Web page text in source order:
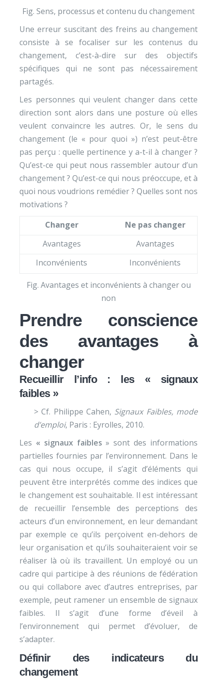
Fig. Sens, processus et contenu du changement
Une erreur suscitant des freins au changement
consiste à se focaliser sur les contenus du
changement, c’est-à-dire sur des objectifs
spécifiques qui ne sont pas nécessairement
partagés.
Les personnes qui veulent changer dans cette
direction sont alors dans une posture où elles
veulent convaincre les autres. Or, le sens du
changement (le « pour quoi ») n’est peut-être
pas perçu : quelle pertinence y a-t-il à changer ?
Qu’est-ce qui peut nous rassembler autour d’un
changement ? Qu’est-ce qui nous préoccupe, et à
quoi nous voudrions remédier ? Quelles sont nos
motivations ?
Changer
Ne pas changer
Avantages
Avantages
Inconvénients
Inconvénients
Fig. Avantages et inconvénients à changer ou
non
Prendre conscience
des avantages à
changer
Recueillir l’info : les « signaux
faibles »
> Cf. Philippe Cahen, Signaux Faibles, mode
d’emploi, Paris : Eyrolles, 2010.
Les « signaux faibles » sont des informations
partielles fournies par l’environnement. Dans le
cas qui nous occupe, il s’agit d’éléments qui
peuvent être interprétés comme des indices que
le changement est souhaitable. Il est intéressant
de recueillir l’ensemble des perceptions des
acteurs d’un environnement, en leur demandant
par exemple ce qu’ils perçoivent en-dehors de
leur organisation et qu’ils souhaiteraient voir se
réaliser là où ils travaillent. Un employé ou un
cadre qui participe à des réunions de fédération
ou qui collabore avec d’autres entreprises, par
exemple, peut ramener un ensemble de signaux
faibles. Il s’agit d’une forme d’éveil à
l’environnement qui permet d’évoluer, de
s’adapter.
Définir des indicateurs du
changement